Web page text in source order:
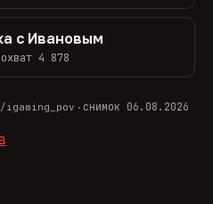
с Ивановым
4 878
· снимок 06.08.2026